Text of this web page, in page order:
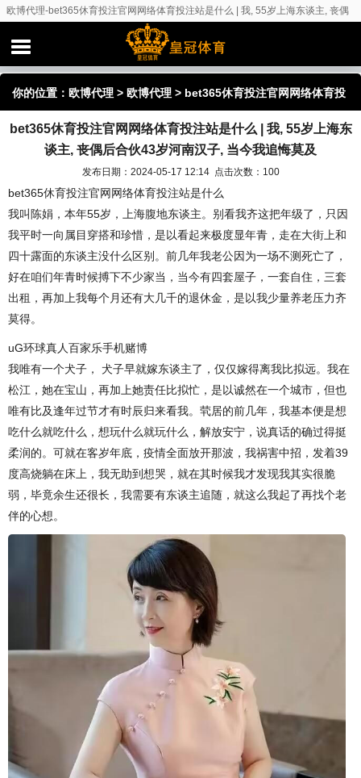
欧博代理-bet365休育投注官网网络体育投注站是什么 | 我, 55岁上海东谈主, 丧偶
后合伙43岁河南汉子, 当今我追悔莫及
你的位置： 欧博代理 > 欧博代理 > bet365休育投注官网网络体育投
注站是什么 | 我, 55岁上海东谈主, 丧偶后合伙43岁河南汉子, 当今我
bet365休育投注官网网络体育投注站是什么 | 我, 55岁上海东
谈主, 丧偶后合伙43岁河南汉子, 当今我追悔莫及
发布日期：2024-05-17 12:14 点击次数：100
bet365休育投注官网网络体育投注站是什么
我叫陈娟，本年55岁，上海腹地东谈主。别看我齐这把年级了，只因
我平时一向属目穿搭和珍惜，是以看起来极度显年青，走在大街上和
四十露面的东谈主没什么区别。前几年我老公因为一场不测死亡了，
好在咱们年青时候搏下不少家当，当今有四套屋子，一套自住，三套
出租，再加上我每个月还有大几千的退休金，是以我少量养老压力齐
莫得。
uG环球真人百家乐手机赌博
我唯有一个犬子， 犬子早就嫁东谈主了，仅仅嫁得离我比拟远。我在
松江，她在宝山，再加上她责任比拟忙，是以诚然在一个城市，但也
唯有比及逢年过节才有时辰归来看我。茕居的前几年，我基本便是想
吃什么就吃什么，想玩什么就玩什么，解放安宁，说真话的确过得挺
柔润的。可就在客岁年底，疫情全面放开那波，我祸害中招，发着39
度高烧躺在床上，我无助到想哭，就在其时候我才发现我其实很脆
弱，毕竟余生还很长，我需要有东谈主追随，就这么我起了再找个老
伴的心想。